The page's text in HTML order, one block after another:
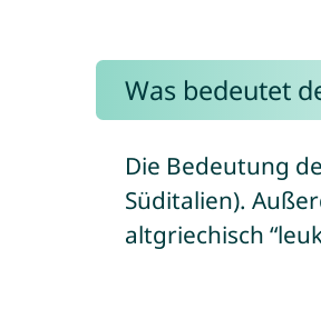
Was bedeutet
Die Bedeutung
Süditalien).
altgriechisch